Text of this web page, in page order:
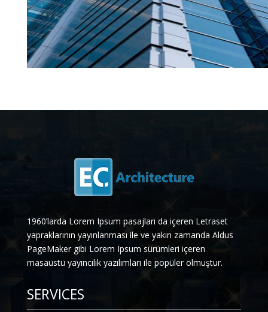
1960’larda Lorem Ipsum pasajları da içeren Letraset
yapraklarının yayınlanması ile ve yakın zamanda Aldus
PageMaker gibi Lorem Ipsum sürümleri içeren
masaüstü yayıncılık yazılımları ile popüler olmuştur.
SERVICES